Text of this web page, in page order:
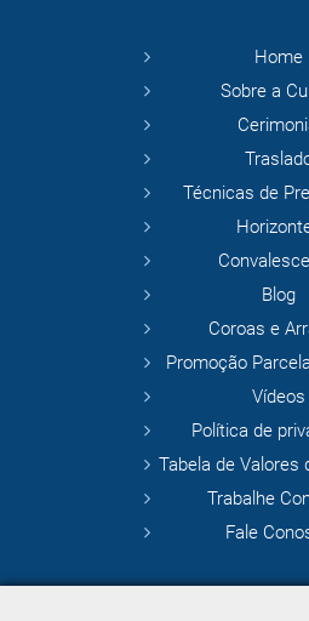
Home
Sobre a
Técnicas de
Blog
Coroas e
Promoção
Vídeos
Política de
Tabela de Valores
Trabalhe
Fale